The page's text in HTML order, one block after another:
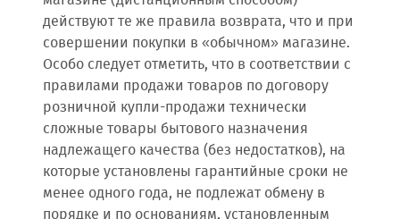
действуют те же правила возврата, что и при
совершении покупки в «обычном» магазине.
Особо следует отметить, что в соответствии с
правилами продажи товаров по договору
розничной купли-продажи технически
сложные товары бытового назначения
надлежащего качества (без недостатков), на
которые установлены гарантийные сроки не
менее одного года, не подлежат обмену в